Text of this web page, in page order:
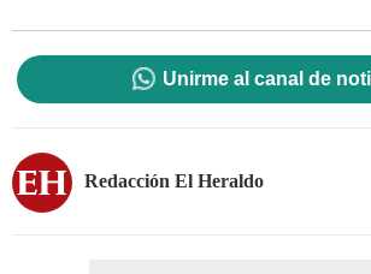
Unirme al canal de
Redacción El Heraldo